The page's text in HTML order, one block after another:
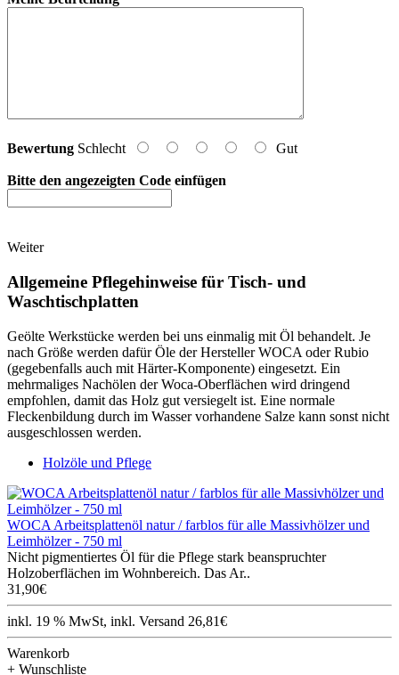
Bewertung Schlecht Gut
Bitte den angezeigten Code einfügen
Weiter
Allgemeine Pflegehinweise für Tisch- und
Waschtischplatten
Geölte Werkstücke werden bei uns einmalig mit Öl behandelt. Je
nach Größe werden dafür Öle der Hersteller WOCA oder Rubio
(gegebenfalls auch mit Härter-Komponente) eingesetzt. Ein
mehrmaliges Nachölen der Woca-Oberflächen wird dringend
empfohlen, damit das Holz gut versiegelt ist. Eine normale
Fleckenbildung durch im Wasser vorhandene Salze kann sonst nicht
ausgeschlossen werden.
Holzöle und Pflege
WOCA Arbeitsplattenöl natur / farblos für alle Massivhölzer und
Leimhölzer - 750 ml
Nicht pigmentiertes Öl für die Pflege stark beanspruchter
Holzoberflächen im Wohnbereich. Das Ar..
31,90€
inkl. 19 % MwSt, inkl. Versand 26,81€
Warenkorb
+ Wunschliste